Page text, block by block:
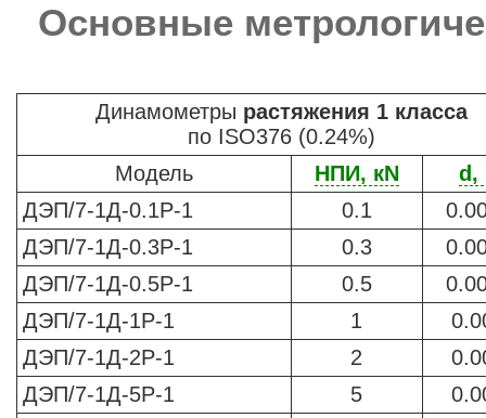
Основные
Динамометры растяжения 1 класса
по ISO376 (0.24%)
Модель
НПИ, кN
d,
ДЭП/7-1Д-0.1Р-1
0.1
ДЭП/7-1Д-0.3Р-1
0.3
ДЭП/7-1Д-0.5Р-1
0.5
ДЭП/7-1Д-1Р-1
1
ДЭП/7-1Д-2Р-1
2
ДЭП/7-1Д-5Р-1
5